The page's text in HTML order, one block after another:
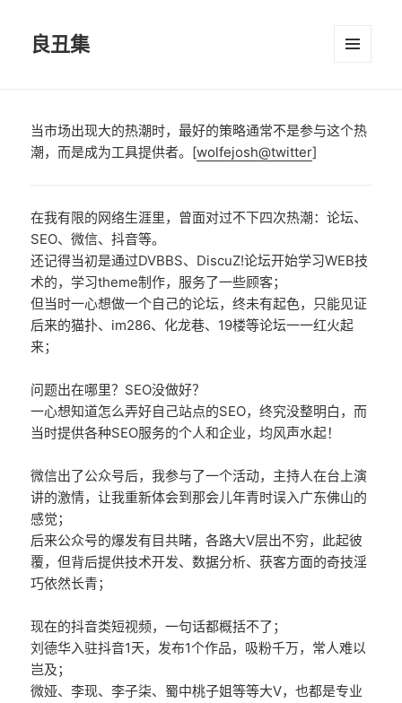
良丑集
当市场出现大的热潮时，最好的策略通常不是参与这个热
潮，而是成为工具提供者。[wolfejosh@twitter]
在我有限的网络生涯里，曾面对过不下四次热潮：论坛、
SEO、微信、抖音等。
还记得当初是通过DVBBS、DiscuZ!论坛开始学习WEB技
术的，学习theme制作，服务了一些顾客；
但当时一心想做一个自己的论坛，终未有起色，只能见证
后来的猫扑、im286、化龙巷、19楼等论坛一一红火起
来；
问题出在哪里？SEO没做好？
一心想知道怎么弄好自己站点的SEO，终究没整明白，而
当时提供各种SEO服务的个人和企业，均风声水起！
微信出了公众号后，我参与了一个活动，主持人在台上演
讲的激情，让我重新体会到那会儿年青时误入广东佛山的
感觉；
后来公众号的爆发有目共睹，各路大V层出不穷，此起彼
覆，但背后提供技术开发、数据分析、获客方面的奇技淫
巧依然长青；
现在的抖音类短视频，一句话都概括不了；
刘德华入驻抖音1天，发布1个作品，吸粉千万，常人难以
岂及；
微娅、李现、李子柒、蜀中桃子姐等等大V，也都是专业